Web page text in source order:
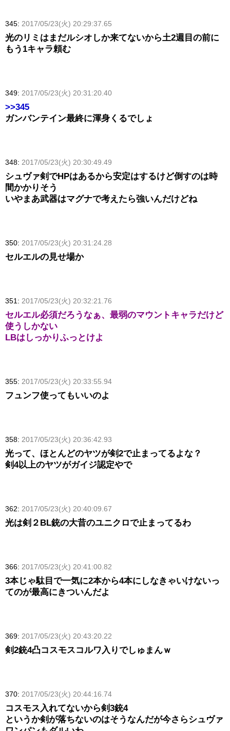
345: 2017/05/23(火) 20:29:37.65
光のリミはまだルシオしか来てないから土2週目の前に
もう1キャラ頼む
349: 2017/05/23(火) 20:31:20.40
>>345
ガンバンテイン最終に渾身くるでしょ
348: 2017/05/23(火) 20:30:49.49
シュヴァ剣でHPはあるから安定はするけど倒すのは時
間かかりそう
いやまあ武器はマグナで考えたら強いんだけどね
350: 2017/05/23(火) 20:31:24.28
セルエルの見せ場か
351: 2017/05/23(火) 20:32:21.76
セルエル必須だろうなぁ、最弱のマウントキャラだけど
使うしかない
LBはしっかりふっとけよ
355: 2017/05/23(火) 20:33:55.94
フュンフ使ってもいいのよ
358: 2017/05/23(火) 20:36:42.93
光って、ほとんどのヤツが剣2で止まってるよな？
剣4以上のヤツがガイジ認定やで
362: 2017/05/23(火) 20:40:09.67
光は剣２BL銃の大昔のユニクロで止まってるわ
366: 2017/05/23(火) 20:41:00.82
3本じゃ駄目で一気に2本から4本にしなきゃいけないっ
てのが最高にきついんだよ
369: 2017/05/23(火) 20:43:20.22
剣2銃4凸コスモスコルワ入りでしゅまんｗ
370: 2017/05/23(火) 20:44:16.74
コスモス入れてないから剣3銃4
というか剣が落ちないのはそうなんだが今さらシュヴァ